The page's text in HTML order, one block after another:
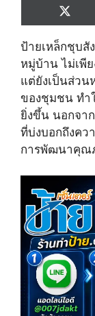
Share
on
X
(
w
i
t
t
e
r
)
ป้ายเหล็กชุบสั
หมู่บ้าน ไม่เพี
แต่ยังเป็นส่วน
ของชุมชน ทำ
ยิ่งขึ้น นอกจา
ที่บ่งบอกถึงคว
การพัฒนาคุณ